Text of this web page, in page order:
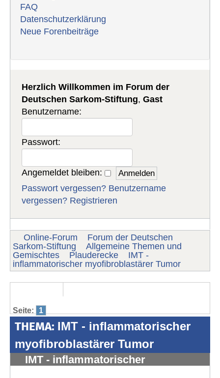
FAQ
Datenschutzerklärung
Neue Forenbeiträge
Herzlich Willkommen im Forum der
Deutschen Sarkom-Stiftung,Gast
Benutzername:
Passwort:
Angemeldet bleiben:
Passwort vergessen? Benutzername
vergessen? Registrieren
Online-Forum
Forum der Deutschen
Sarkom-Stiftung
Allgemeine Themen und
Gemischtes
Plauderecke
IMT -
inflammatorischer myofibroblastärer Tumor
Seite: 1
THEMA: IMT - inflammatorischer
myofibroblastärer Tumor
IMT - inflammatorischer